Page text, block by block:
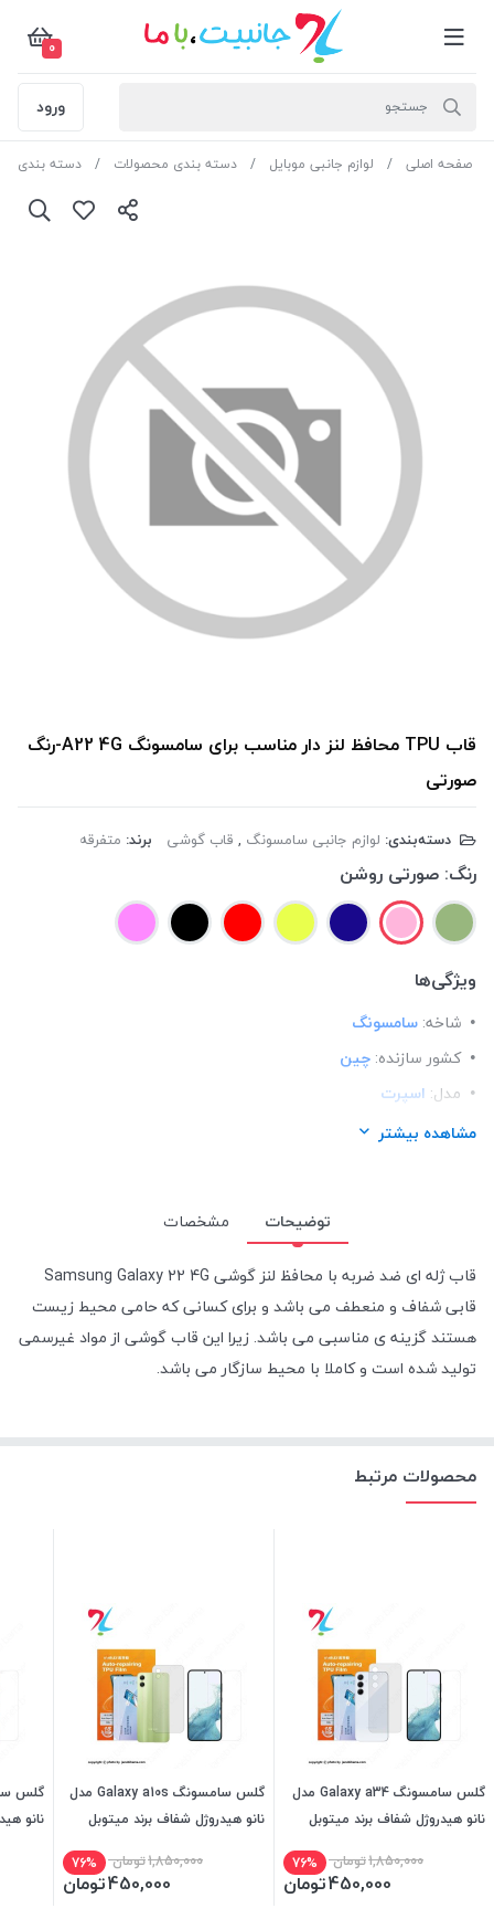
0
ورود
صفحه اصلی لوازم جانبی موبایل دسته بندی محصولات دسته بندی
قاب TPU محافظ لنز دار مناسب برای سامسونگ A22 4G-رنگ
صورتی
دسته‌بندی: لوازم جانبی سامسونگ , قاب گوشی برند: متفرقه
رنگ: صورتی روشن
ویژگی‌ها
شاخه: سامسونگ
کشور سازنده: چین
مدل: اسپرت
ساختار: TPU
مشاهده بیشتر
توضیحات
مشخصات
قاب ژله ای ضد ضربه با محافظ لنز گوشی Samsung Galaxy 22 4G
قابی شفاف و منعطف می باشد و برای کسانی که حامی محیط زیست
هستند گزینه ی مناسبی می باشد. زیرا این قاب گوشی از مواد غیرسمی
تولید شده است و کاملا با محیط سازگار می باشد.
محصولات مرتبط
گلس سامسونگ Galaxy a34 مدل
نانو هیدروژل شفاف برند میتوبل
1,850,000تومان 76%
450,000تومان
گلس سامسونگ Galaxy a10s مدل
نانو هیدروژل شفاف برند میتوبل
1,850,000تومان 76%
450,000تومان
نانو